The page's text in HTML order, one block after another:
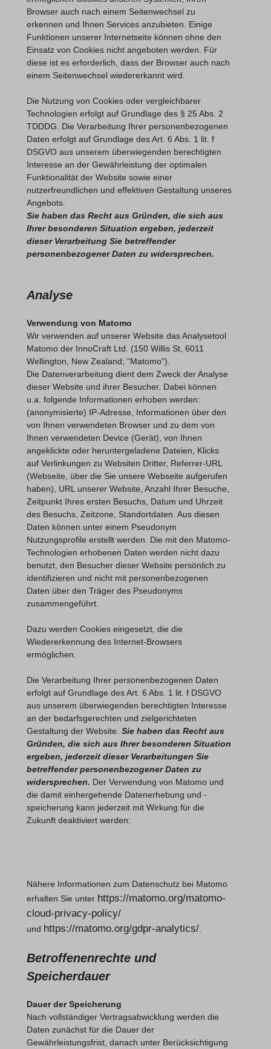
Browser auch nach einem Seitenwechsel zu
erkennen und Ihnen Services anzubieten. Einige
Funktionen unserer Internetseite können ohne den
Einsatz von Cookies nicht angeboten werden. Für
diese ist es erforderlich, dass der Browser auch nach
einem Seitenwechsel wiedererkannt wird.
Die Nutzung von Cookies oder vergleichbarer
Technologien erfolgt auf Grundlage des § 25 Abs. 2
TDDDG. Die Verarbeitung Ihrer personenbezogenen
Daten erfolgt auf Grundlage des Art. 6 Abs. 1 lit. f
DSGVO aus unserem überwiegenden berechtigten
Interesse an der Gewährleistung der optimalen
Funktionalität der Website sowie einer
nutzerfreundlichen und effektiven Gestaltung unseres
Angebots.
Sie haben das Recht aus Gründen, die sich aus
Ihrer besonderen Situation ergeben, jederzeit
dieser Verarbeitung Sie betreffender
personenbezogener Daten zu widersprechen.
Analyse
Verwendung von Matomo
Wir verwenden auf unserer Website das Analysetool
Matomo der InnoCraft Ltd. (150 Willis St, 6011
Wellington, New Zealand; "Matomo").
Die Datenverarbeitung dient dem Zweck der Analyse
dieser Website und ihrer Besucher. Dabei können
u.a. folgende Informationen erhoben werden:
(anonymisierte) IP-Adresse, Informationen über den
von Ihnen verwendeten Browser und zu dem von
Ihnen verwendeten Device (Gerät), von Ihnen
angeklickte oder heruntergeladene Dateien, Klicks
auf Verlinkungen zu Websiten Dritter, Referrer-URL
(Webseite, über die Sie unsere Webseite aufgerufen
haben), URL unserer Website, Anzahl Ihrer Besuche,
Zeitpunkt Ihres ersten Besuchs, Datum und Uhrzeit
des Besuchs, Zeitzone, Standortdaten. Aus diesen
Daten können unter einem Pseudonym
Nutzungsprofile erstellt werden. Die mit den Matomo-
Technologien erhobenen Daten werden nicht dazu
benutzt, den Besucher dieser Website persönlich zu
identifizieren und nicht mit personenbezogenen
Daten über den Träger des Pseudonyms
zusammengeführt.
Dazu werden Cookies eingesetzt, die die
Wiedererkennung des Internet-Browsers
ermöglichen.
Die Verarbeitung Ihrer personenbezogenen Daten
erfolgt auf Grundlage des Art. 6 Abs. 1 lit. f DSGVO
aus unserem überwiegenden berechtigten Interesse
an der bedarfsgerechten und zielgerichteten
Gestaltung der Website. Sie haben das Recht aus
Gründen, die sich aus Ihrer besonderen Situation
ergeben, jederzeit dieser Verarbeitungen Sie
betreffender personenbezogener Daten zu
widersprechen. Der Verwendung von Matomo und
die damit einhergehende Datenerhebung und -
speicherung kann jederzeit mit Wirkung für die
Zukunft deaktiviert werden:
Nähere Informationen zum Datenschutz bei Matomo
erhalten Sie unter https://matomo.org/matomo-
cloud-privacy-policy/
und https://matomo.org/gdpr-analytics/
Betroffenenrechte und
Speicherdauer
Dauer der Speicherung
Nach vollständiger Vertragsabwicklung werden die
Daten zunächst für die Dauer der
Gewährleistungsfrist, danach unter Berücksichtigung